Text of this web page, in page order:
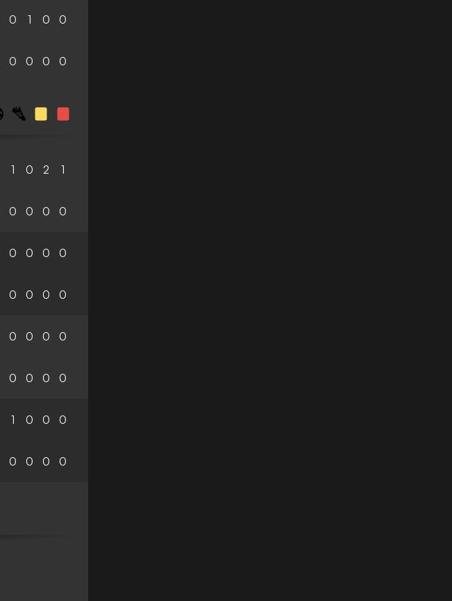
0 1 0 0
0 0 0 0
1 0 2 1
0 0 0 0
0 0 0 0
0 0 0 0
0 0 0 0
0 0 0 0
1 0 0 0
0 0 0 0